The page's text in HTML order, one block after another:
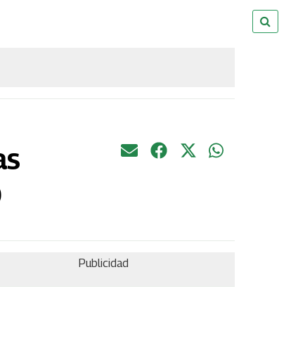
Publicidad